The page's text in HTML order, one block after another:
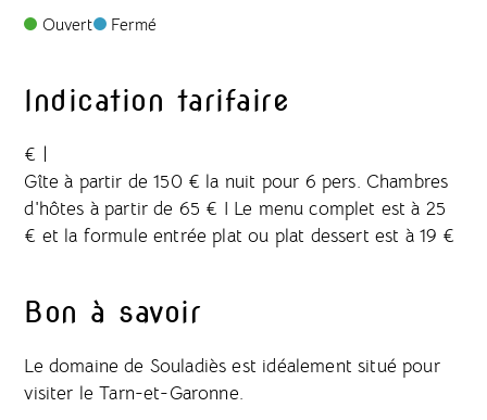
Ouvert Fermé
Indication tarifaire
€
Gîte à partir de 150 € la nuit pour 6 pers. Chambres
d'hôtes à partir de 65 € I Le menu complet est à 25
€ et la formule entrée plat ou plat dessert est à 19 €
Bon à savoir
Le domaine de Souladiès est idéalement situé pour
visiter le Tarn-et-Garonne.